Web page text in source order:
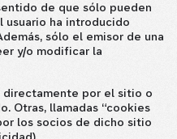
de que sólo pueden
usuario ha introducido
sólo el emisor de una
y/o modificar la
directamente por el sitio o
Otras, llamadas “cookies
los socios de dicho sitio